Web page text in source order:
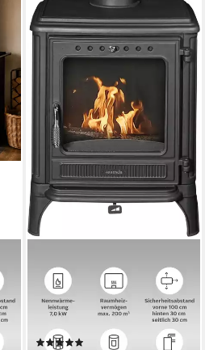
7,2 kW
Nennwärmeleistung
83 % Wirkungsgrad
140 m³
max. Raumheizvermögen
Produktdatenblatt